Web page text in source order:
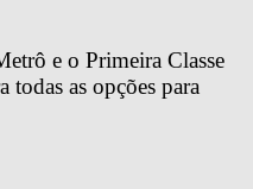
e o Primeira Classe
as opções para